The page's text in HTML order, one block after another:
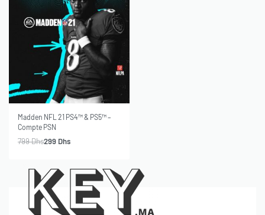
Madden NFL 21 PS4™ & PS5™ –
Compte PSN
799Dhs299 Dhs